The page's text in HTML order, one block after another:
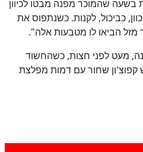
בשעה שהמוכר מפנה מבטו לכיוון
כביכול, לקנות. כשנתפוס את
הביאו לו מטבעות אלה".
מעט לפני חצות, כשהחשוד
קפוצ'ון שחור עם דמות מפלצת